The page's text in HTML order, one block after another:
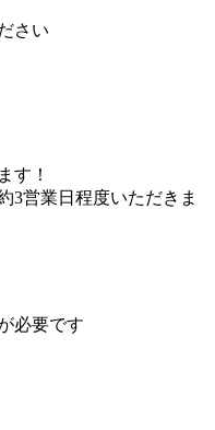
さい
す！
3営業日程度いただきま
必要です